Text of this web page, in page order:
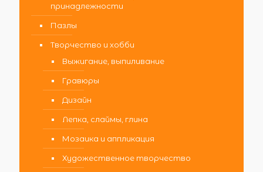
принадлежности
Пазлы
Творчество и хобби
Выжигание, выпиливание
Гравюры
Дизайн
Лепка, слаймы, глина
Мозаика и аппликация
Художественное творчество